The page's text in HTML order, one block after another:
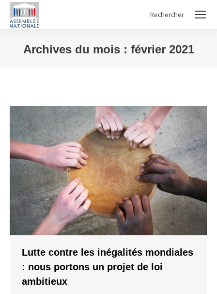
Search:
Rechercher
Archives du mois : février 2021
Lutte contre les inégalités mondiales
: nous portons un projet de loi
ambitieux